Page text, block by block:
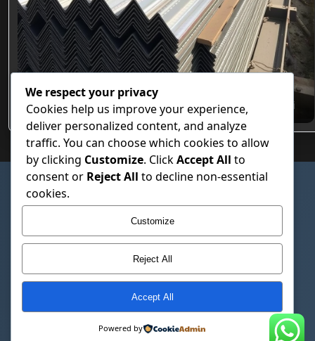
Özel Hadve Tasarımlı Beton Altı Trapez Sac Modelleri
SAYFALAR
Çerez Politikası
Gizlilik Politikası
Hakkımızda
© 2026 Trapez Sac Fiyatlari – Trapezsacfiyatlari.com.tr. Tüm hakları
We respect your privacy
Cookies help us improve your experience,
deliver personalized content, and analyze
traffic. You can choose which cookies to allow
by clicking Customize. ClickAccept All to
consent or Reject All to decline non-essential
cookies.
Customize
Reject All
Accept All
Powered by